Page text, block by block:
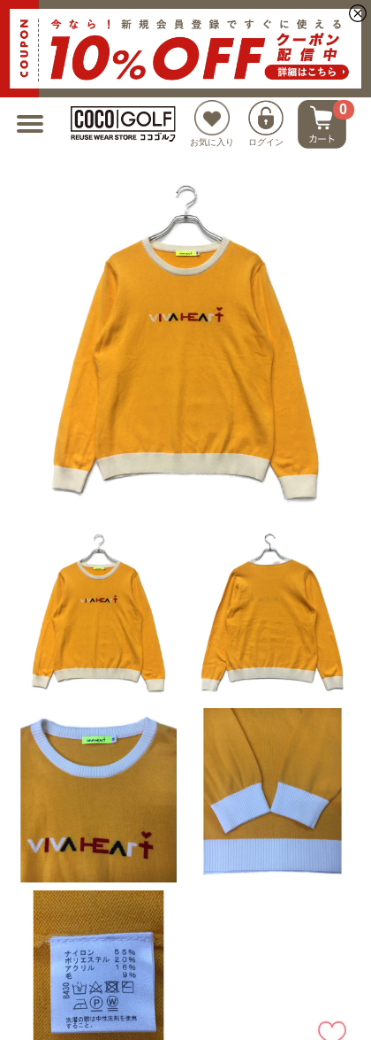
お気に入り ログイン
0
新規会員登録でクーポンプレゼント